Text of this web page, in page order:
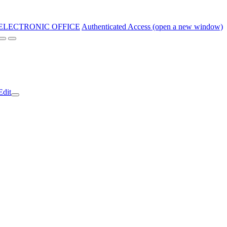
OFFICE Authenticated Access (open a new window)